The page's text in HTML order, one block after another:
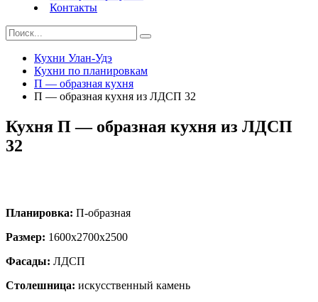
Контакты
Кухни Улан-Удэ
Кухни по планировкам
П — образная кухня
П — образная кухня из ЛДСП 32
Кухня П — образная кухня из ЛДСП
32
Планировка: П-образная
Размер: 1600х2700х2500
Фасады: ЛДСП
Столешница: искусственный камень